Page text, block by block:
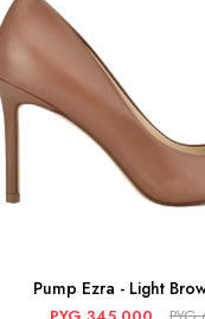
Pump Ezra - Light